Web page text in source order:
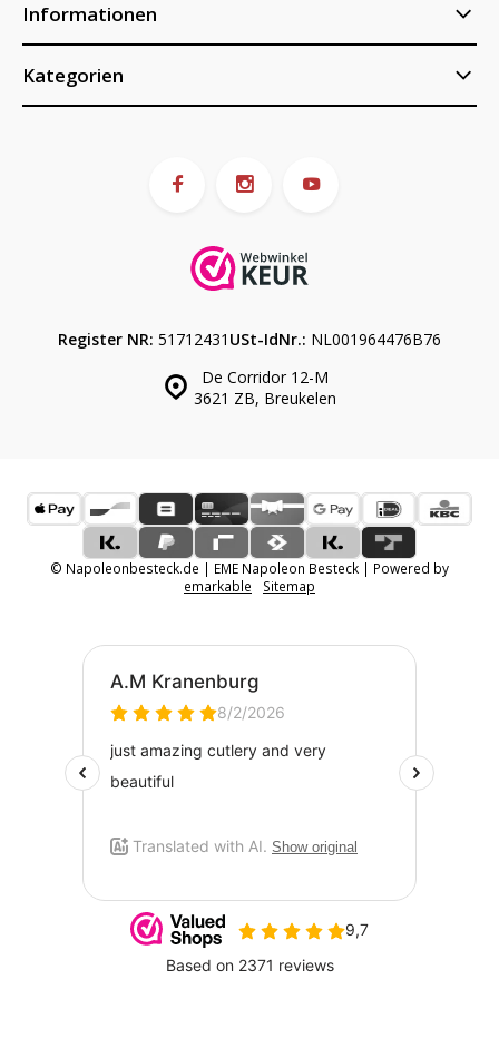
Informationen
Kategorien
De Corridor 12-M
3621 ZB, Breukelen
Register NR: 51712431 USt-IdNr.: NL001964476B76
© Napoleonbesteck.de | EME Napoleon Besteck | Powered by
emarkable
Sitemap